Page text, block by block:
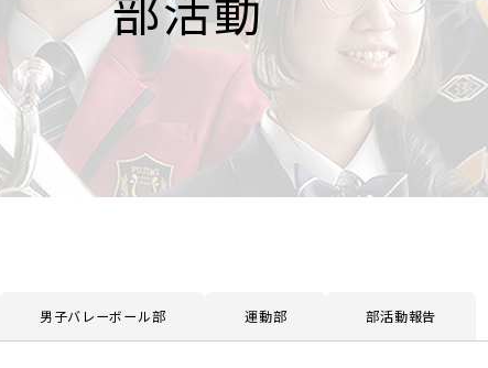
部活動
男子バレーボール部 運動部 部活動報告